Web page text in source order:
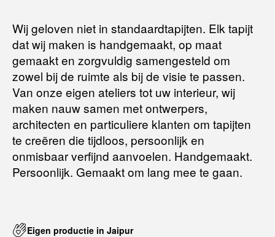
aankoopbedrag zo snel mogelijk terug, maar uiterlijkbinnen 14
dagen na herroeping .
Voor meer informatie kunt u terecht op:
Terugbetalingsbeleid
Wij geloven niet in standaardtapijten. Elk tapijt
dat wij maken is handgemaakt, op maat
gemaakt en zorgvuldig samengesteld om
zowel bij de ruimte als bij de visie te passen.
Van onze eigen ateliers tot uw interieur, wij
maken nauw samen met ontwerpers,
architecten en particuliere klanten om tapijten
te creëren die tijdloos, persoonlijk en
onmisbaar verfijnd aanvoelen. Handgemaakt.
Persoonlijk. Gemaakt om lang mee te gaan.
Eigen productie in Jaipur